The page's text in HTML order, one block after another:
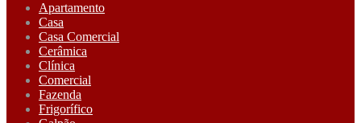
Apartamento
Casa
Casa Comercial
Cerâmica
Clínica
Comercial
Fazenda
Frigorífico